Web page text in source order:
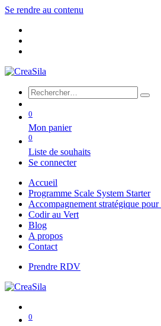
Se rendre au contenu
0
Mon panier
0
Liste de souhaits
Se connecter
Accueil
Programme Scale System Starter
Accompagnement stratégique
Codir au Vert
Blog
A propos
Contact
Prendre RDV
0